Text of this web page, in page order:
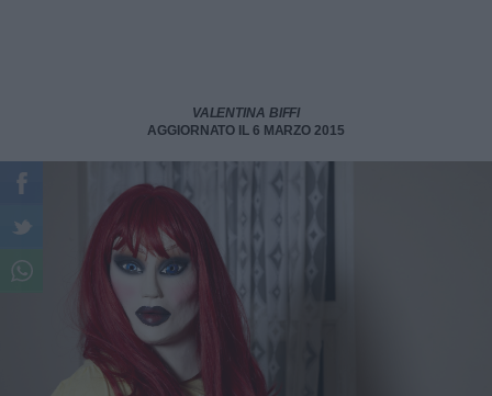
VALENTINA BIFFI
AGGIORNATO IL 6 MARZO 2015